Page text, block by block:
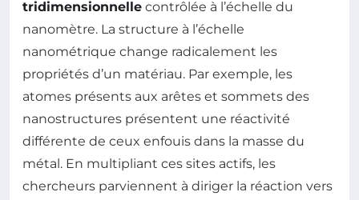
tridimensionnelle contrôlée à l’échelle du
nanomètre. La structure à l’échelle
nanométrique change radicalement les
propriétés d’un matériau. Par exemple, les
atomes présents aux arêtes et sommets des
nanostructures présentent une réactivité
différente de ceux enfouis dans la masse du
métal. En multipliant ces sites actifs, les
chercheurs parviennent à diriger la réaction vers